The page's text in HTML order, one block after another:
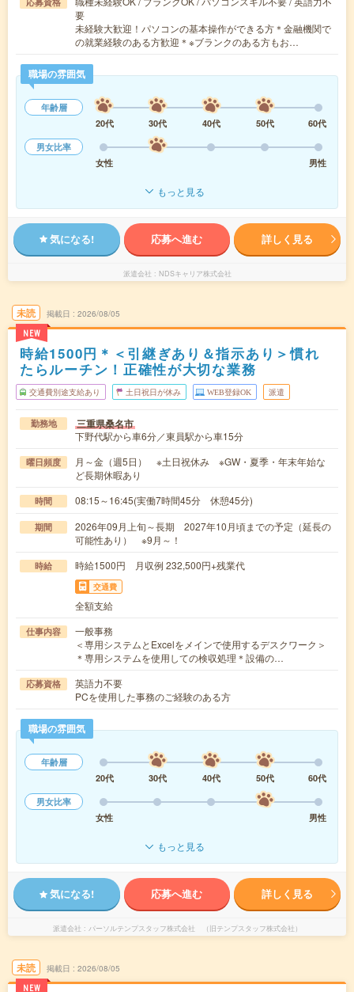
要
未経験大歓迎！パソコンの基本操作ができる方＊金融機関で
の就業経験のある方歓迎＊※ブランクのある方もお…
職場の雰囲気
年齢層
20代
30代 40代 50代
60代
男女比率
女性
男性
もっと見る
気になる! 応募へ進む 詳しく見る
派遣会社 NDSキャリア株式会社
未読
NEW
掲載日 2026/08/05
時給1500円＊＜引継ぎあり＆指示あり＞慣れ
たらルーチン！正確性が大切な業務
交通費別途支給あり 土日祝日が休み WEB登録OK 派遣
勤務地 三重県桑名市
下野代駅から車6分／東員駅から車15分
曜日頻度
月～金（週5日） ※土日祝休み ※GW・夏季・年末年始な
ど長期休暇あり
時間 08:15～16:45(実働7時間45分 休憩45分)
期間
2026年09月上旬～長期 2027年10月頃までの予定（延長の
可能性あり） ※9月～！
時給 時給1500円 月収例 232,500円+残業代
交通費
全額支給
仕事内容
一般事務
＜専用システムとExcelをメインで使用するデスクワーク＞
＊専用システムを使用しての検収処理＊設備の…
応募資格
英語力不要
PCを使用した事務のご経験のある方
職場の雰囲気
年齢層
20代
30代 40代 50代
60代
男女比率
女性
男性
もっと見る
気になる! 応募へ進む 詳しく見る
派遣会社 パーソルテンプスタッフ株式会社 （旧テンプスタッフ株式会社）
未読
NEW
掲載日 2026/08/05